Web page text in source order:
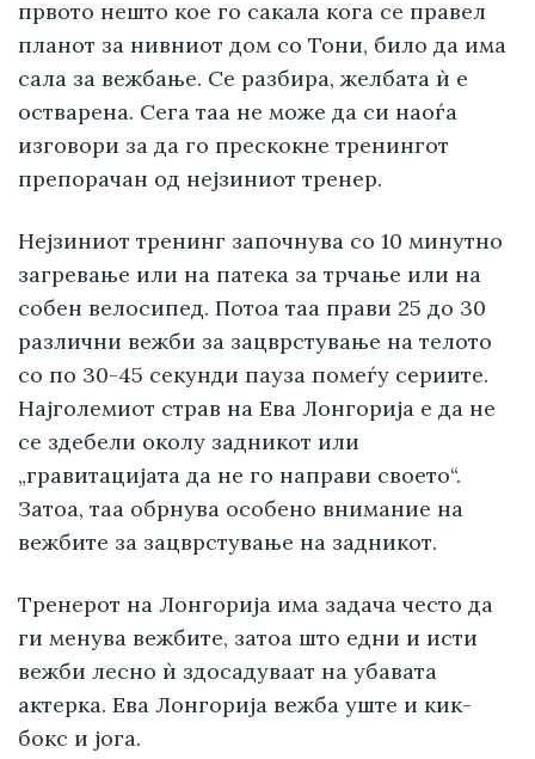
првото нешто кое го сакала кога се правел
планот за нивниот дом со Тони, било да има
сала за вежбање. Се разбира, желбата ѝ е
остварена. Сега таа не може да си наоѓа
изговори за да го прескокне тренингот
препорачан од нејзиниот тренер.
Нејзиниот тренинг започнува со 10 минутно
загревање или на патека за трчање или на
собен велосипед. Потоа таа прави 25 до 30
различни вежби за зацврстување на телото
со по 30-45 секунди пауза помеѓу сериите.
Најголемиот страв на Ева Лонгорија е да не
се здебели околу задникот или
„гравитацијата да не го направи своето“.
Затоа, таа обрнува особено внимание на
вежбите за зацврстување на задникот.
Тренерот на Лонгорија има задача често да
ги менува вежбите, затоа што едни и исти
вежби лесно ѝ здосадуваат на убавата
актерка. Ева Лонгорија вежба уште и кик-
бокс и јога.